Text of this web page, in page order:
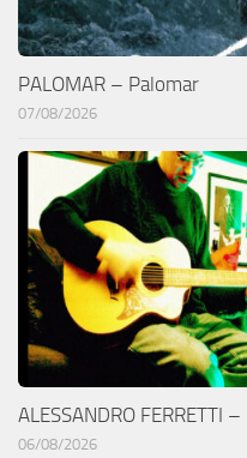
PALOMAR – Palomar
07/08/2026
ALESSANDRO FERRETTI
06/08/2026